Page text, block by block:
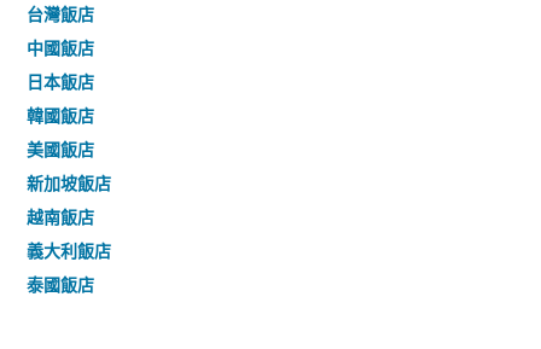
台灣飯店
中國飯店
日本飯店
韓國飯店
美國飯店
新加坡飯店
越南飯店
義大利飯店
泰國飯店